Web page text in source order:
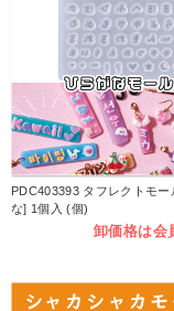
PDC403393 タフレクトモー
な] 1個入 (個)
卸価格は会